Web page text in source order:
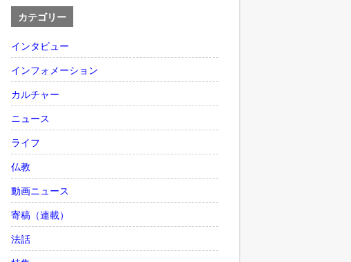
カテゴリー
インタビュー
インフォメーション
カルチャー
ニュース
ライフ
仏教
動画ニュース
寄稿（連載）
法話